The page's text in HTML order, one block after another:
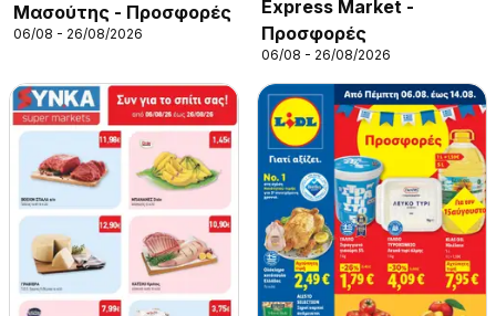
Μασούτης - Προσφορές
06/08 - 26/08/2026
Express Market -
Προσφορές
06/08 - 26/08/2026